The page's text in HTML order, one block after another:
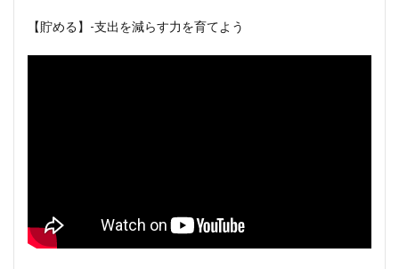
【貯める】-支出を減らす力を育てよう